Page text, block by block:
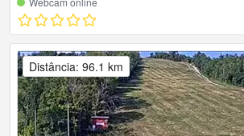
Distância: 96.1 km